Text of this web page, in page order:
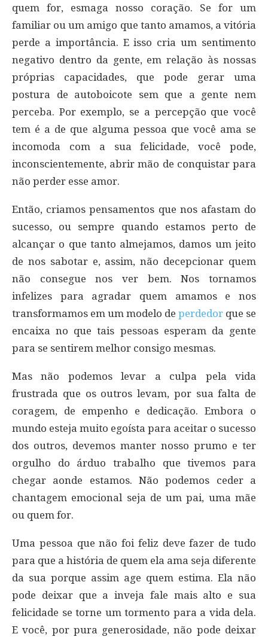
quem for, esmaga nosso coração. Se for um
familiar ou um amigo que tanto amamos, a vitória
perde a importância. E isso cria um sentimento
negativo dentro da gente, em relação às nossas
próprias capacidades, que pode gerar uma
postura de autoboicote sem que a gente nem
perceba. Por exemplo, se a percepção que você
tem é a de que alguma pessoa que você ama se
incomoda com a sua felicidade, você pode,
inconscientemente, abrir mão de conquistar para
não perder esse amor.
Então, criamos pensamentos que nos afastam do
sucesso, ou sempre quando estamos perto de
alcançar o que tanto almejamos, damos um jeito
de nos sabotar e, assim, não decepcionar quem
não consegue nos ver bem. Nos tornamos
infelizes para agradar quem amamos e nos
transformamos em um modelo de perdedor que se
encaixa no que tais pessoas esperam da gente
para se sentirem melhor consigo mesmas.
Mas não podemos levar a culpa pela vida
frustrada que os outros levam, por sua falta de
coragem, de empenho e dedicação. Embora o
mundo esteja muito egoísta para aceitar o sucesso
dos outros, devemos manter nosso prumo e ter
orgulho do árduo trabalho que tivemos para
chegar aonde estamos. Não podemos ceder a
chantagem emocional seja de um pai, uma mãe
ou quem for.
Uma pessoa que não foi feliz deve fazer de tudo
para que a história de quem ela ama seja diferente
da sua porque assim age quem estima. Ela não
pode deixar que a inveja fale mais alto e sua
felicidade se torne um tormento para a vida dela.
E você, por pura generosidade, não pode deixar